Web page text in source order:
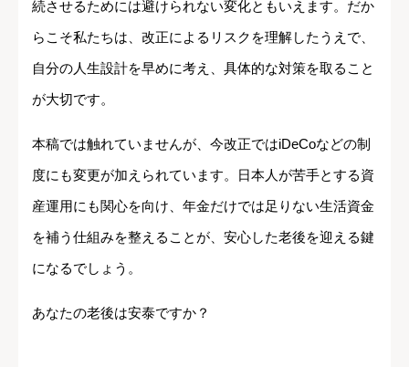
続させるためには避けられない変化ともいえます。だか
らこそ私たちは、改正によるリスクを理解したうえで、
自分の人生設計を早めに考え、具体的な対策を取ること
が大切です。
本稿では触れていませんが、今改正ではiDeCoなどの制
度にも変更が加えられています。日本人が苦手とする資
産運用にも関心を向け、年金だけでは足りない生活資金
を補う仕組みを整えることが、安心した老後を迎える鍵
になるでしょう。
あなたの老後は安泰ですか？